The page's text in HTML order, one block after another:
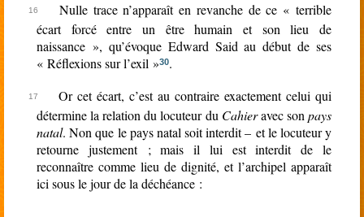
Nulle trace n’apparaît en revanche de ce « terrible
écart forcé entre un être humain et son lieu de
naissance », qu’évoque Edward Said au début de ses
« Réflexions sur l’exil »30.
Or cet écart, c’est au contraire exactement celui qui
détermine la relation du locuteur du Cahieravec sonpays
natal. Non que le pays natal soit interdit – et le locuteur y
retourne justement ; mais il lui est interdit de le
reconnaître comme lieu de dignité, et l’archipel apparaît
ici sous le jour de la déchéance :